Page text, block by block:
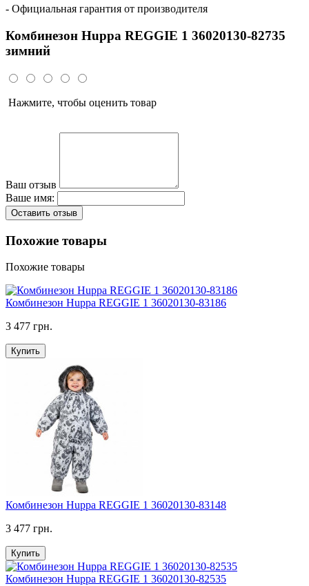
- Официальная гарантия от производителя
Комбинезон Huppa REGGIE 1 36020130-82735
зимний
Нажмите, чтобы оценить товар
Ваш отзыв
Ваше имя:
Оставить отзыв
Похожие товары
Похожие товары
Комбинезон Huppa REGGIE 1 36020130-83186
3 477 грн.
Купить
Комбинезон Huppa REGGIE 1 36020130-83148
3 477 грн.
Купить
Комбинезон Huppa REGGIE 1 36020130-82535